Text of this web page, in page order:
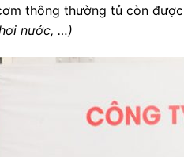
thông thường tủ còn
nước, …)